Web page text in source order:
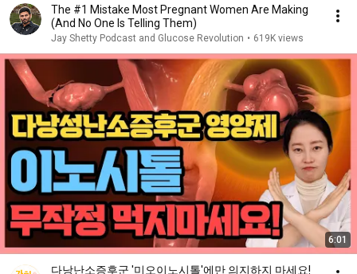
The #1 Mistake Most Pregnant Women Are Making
(And No One Is Telling Them)
Jay Shetty Podcast and Glucose Revolution • 619K views
6:01
다낭난소증후군 '미오이노시톨'에만 의지하지 마세요!